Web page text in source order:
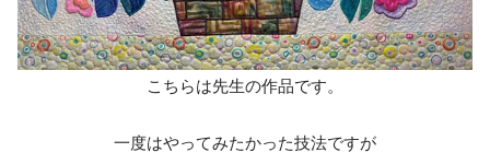
こちらは先生の作品です。
一度はやってみたかった技法ですが